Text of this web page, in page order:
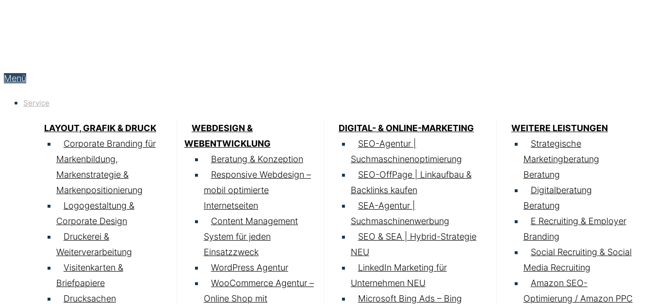
Menü
Service
LAYOUT, GRAFIK & DRUCK
Corporate Branding für
Markenbildung,
Markenstrategie &
Markenpositionierung
Logogestaltung &
Corporate Design
Druckerei &
Weiterverarbeitung
Visitenkarten &
Briefpapiere
Drucksachen
WEBDESIGN &
WEBENTWICKLUNG
Beratung & Konzeption
Responsive Webdesign –
mobil optimierte
Internetseiten
Content Management
System für jeden
Einsatzzweck
WordPress Agentur
WooCommerce Agentur –
Online Shop mit
DIGITAL- & ONLINE-MARKETING
SEO-Agentur |
Suchmaschinenoptimierung
SEO-OffPage | Linkaufbau &
Backlinks kaufen
SEA-Agentur |
Suchmaschinenwerbung
SEO & SEA | Hybrid-Strategie
NEU
LinkedIn Marketing für
Unternehmen NEU
Microsoft Bing Ads – Bing
WEITERE LEISTUNGEN
Strategische
Marketingberatung
Beratung
Digitalberatung
Beratung
E Recruiting & Employer
Branding
Social Recruiting & Social
Media Recruiting
Amazon SEO-
Optimierung / Amazon PPC